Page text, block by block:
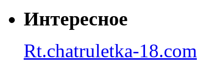
Интересное
Rt.chatruletka-18.com